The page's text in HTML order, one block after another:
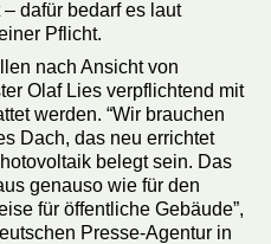
dafür bedarf es laut
Pflicht.
nach Ansicht von
Olaf Lies verpflichtend mit
werden. “Wir brauchen
Dach, das neu errichtet
belegt sein. Das
genauso wie für den
für öffentliche Gebäude”,
Presse-Agentur in